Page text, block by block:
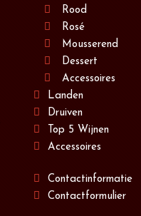
Rood
Rosé
Mousserend
Dessert
Accessoires
Landen
Druiven
Top 5 Wijnen
Accessoires
Contactinformatie
Contactformulier